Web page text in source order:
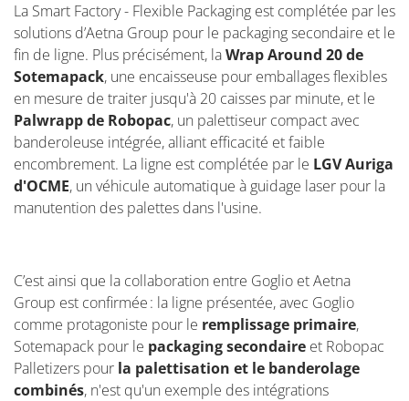
La Smart Factory - Flexible Packaging est complétée par les
solutions d’Aetna Group pour le packaging secondaire et le
fin de ligne. Plus précisément, laWrap Around 20 de
Sotemapack, une encaisseuse pour emballages flexibles
en mesure de traiter jusqu'à 20 caisses par minute, et le
Palwrapp de Robopac, un palettiseur compact avec
banderoleuse intégrée, alliant efficacité et faible
encombrement. La ligne est complétée par le LGV Auriga
d'OCME, un véhicule automatique à guidage laser pour la
manutention des palettes dans l'usine.
C’est ainsi que la collaboration entre Goglio et Aetna
Group est confirmée : la ligne présentée, avec Goglio
comme protagoniste pour le remplissage primaire,
Sotemapack pour le packaging secondaire et Robopac
Palletizers pour la palettisation et le banderolage
combinés, n'est qu'un exemple des intégrations